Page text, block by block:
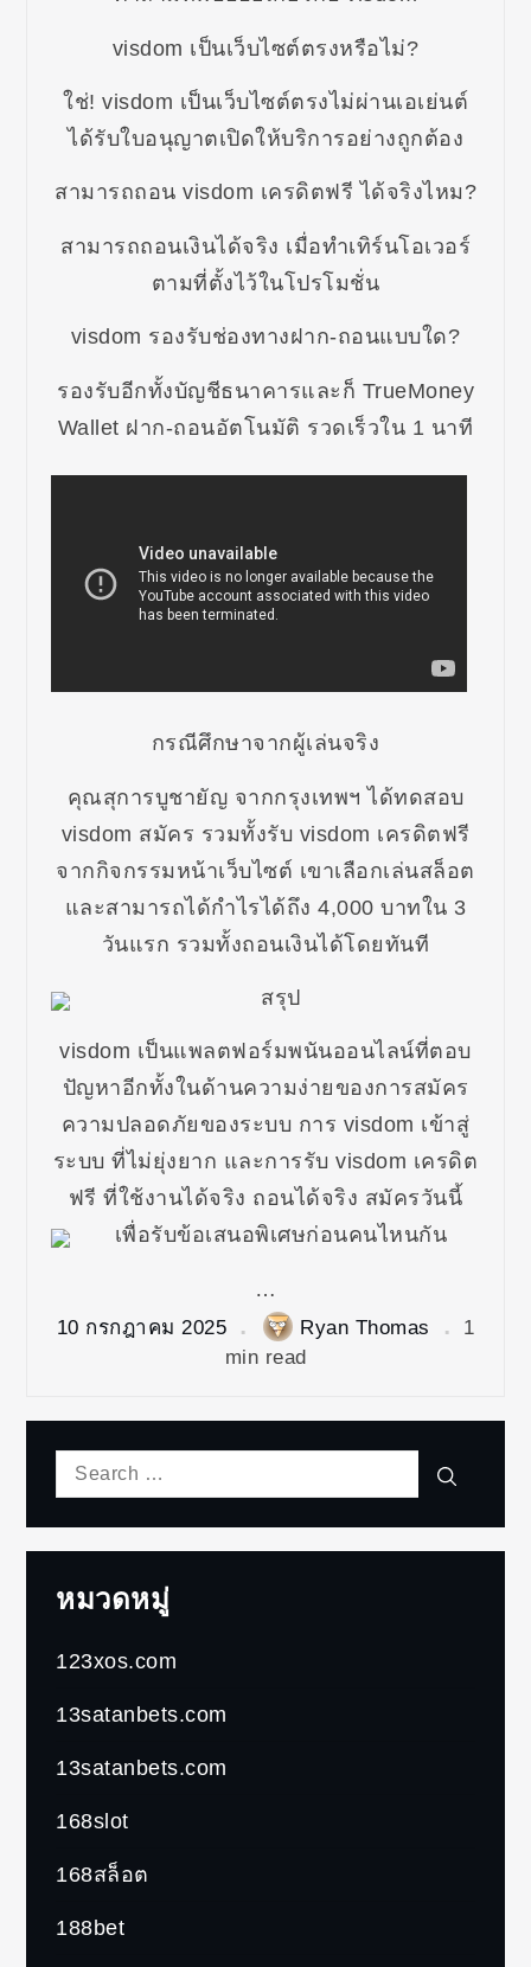
visdom เป็นเว็บไซต์ตรงหรือไม่?
ใช่! visdom เป็นเว็บไซต์ตรงไม่ผ่านเอเย่นต์
ได้รับใบอนุญาตเปิดให้บริการอย่างถูกต้อง
สามารถถอน visdom เครดิตฟรี ได้จริงไหม?
สามารถถอนเงินได้จริง เมื่อทำเทิร์นโอเวอร์
ตามที่ตั้งไว้ในโปรโมชั่น
visdom รองรับช่องทางฝาก-ถอนแบบใด?
รองรับอีกทั้งบัญชีธนาคารและก็ TrueMoney
Wallet ฝาก-ถอนอัตโนมัติ รวดเร็วใน 1 นาที
กรณีศึกษาจากผู้เล่นจริง
คุณสุการบูชายัญ จากกรุงเทพฯ ได้ทดสอบ
visdom สมัคร รวมทั้งรับ visdom เครดิตฟรี
จากกิจกรรมหน้าเว็บไซต์ เขาเลือกเล่นสล็อต
และสามารถได้กำไรได้ถึง 4,000 บาทใน 3
วันแรก รวมทั้งถอนเงินได้โดยทันที
สรุป
visdom เป็นแพลตฟอร์มพนันออนไลน์ที่ตอบ
ปัญหาอีกทั้งในด้านความง่ายของการสมัคร
ความปลอดภัยของระบบ การ visdom เข้าสู่
ระบบ ที่ไม่ยุ่งยาก และการรับ visdom เครดิต
ฟรี ที่ใช้งานได้จริง ถอนได้จริง สมัครวันนี้
เพื่อรับข้อเสนอพิเศษก่อนคนไหนกัน
…
10 กรกฎาคม 2025 Ryan Thomas
1
min read
Search
หมวดหมู่
123xos.com
13satanbets.com
13satanbets.com
168slot
168สล็อต
188bet